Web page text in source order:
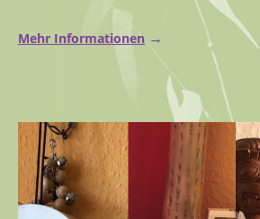
Mehr Informationen →